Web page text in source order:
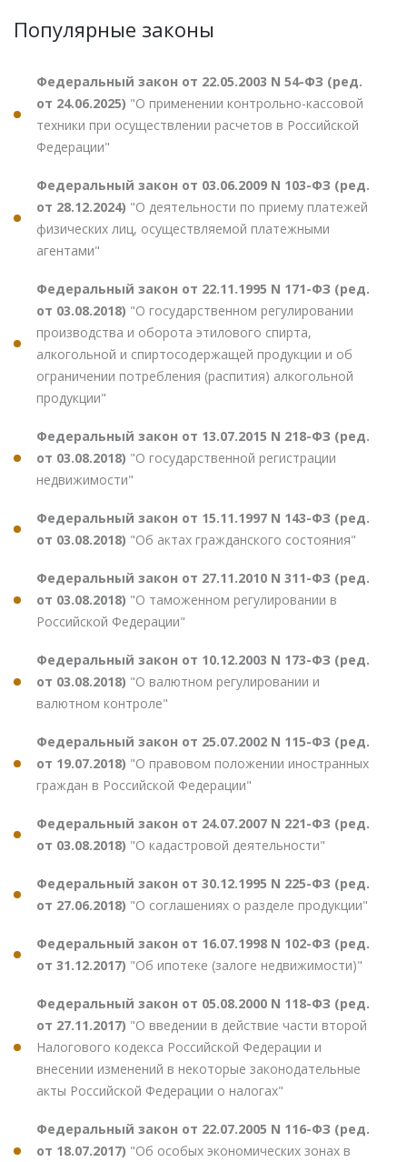
Популярные законы
Федеральный закон от 22.05.2003 N 54-ФЗ (ред.
от 24.06.2025) "О применении контрольно-кассовой
техники при осуществлении расчетов в Российской
Федерации"
Федеральный закон от 03.06.2009 N 103-ФЗ (ред.
от 28.12.2024) "О деятельности по приему платежей
физических лиц, осуществляемой платежными
агентами"
Федеральный закон от 22.11.1995 N 171-ФЗ (ред.
от 03.08.2018) "О государственном регулировании
производства и оборота этилового спирта,
алкогольной и спиртосодержащей продукции и об
ограничении потребления (распития) алкогольной
продукции"
Федеральный закон от 13.07.2015 N 218-ФЗ (ред.
от 03.08.2018) "О государственной регистрации
недвижимости"
Федеральный закон от 15.11.1997 N 143-ФЗ (ред.
от 03.08.2018) "Об актах гражданского состояния"
Федеральный закон от 27.11.2010 N 311-ФЗ (ред.
от 03.08.2018) "О таможенном регулировании в
Российской Федерации"
Федеральный закон от 10.12.2003 N 173-ФЗ (ред.
от 03.08.2018) "О валютном регулировании и
валютном контроле"
Федеральный закон от 25.07.2002 N 115-ФЗ (ред.
от 19.07.2018) "О правовом положении иностранных
граждан в Российской Федерации"
Федеральный закон от 24.07.2007 N 221-ФЗ (ред.
от 03.08.2018) "О кадастровой деятельности"
Федеральный закон от 30.12.1995 N 225-ФЗ (ред.
от 27.06.2018) "О соглашениях о разделе продукции"
Федеральный закон от 16.07.1998 N 102-ФЗ (ред.
от 31.12.2017) "Об ипотеке (залоге недвижимости)"
Федеральный закон от 05.08.2000 N 118-ФЗ (ред.
от 27.11.2017) "О введении в действие части второй
Налогового кодекса Российской Федерации и
внесении изменений в некоторые законодательные
акты Российской Федерации о налогах"
Федеральный закон от 22.07.2005 N 116-ФЗ (ред.
от 18.07.2017) "Об особых экономических зонах в